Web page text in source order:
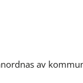
av